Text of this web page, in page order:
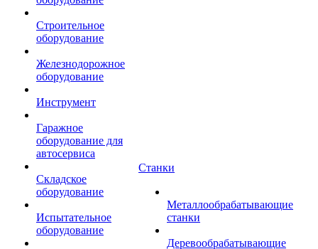
Строительное
оборудование
Железнодорожное
оборудование
Инструмент
Гаражное
оборудование для
автосервиса
Складское
оборудование
Испытательное
оборудование
Станки
Металлообрабатывающие
станки
Деревообрабатывающие